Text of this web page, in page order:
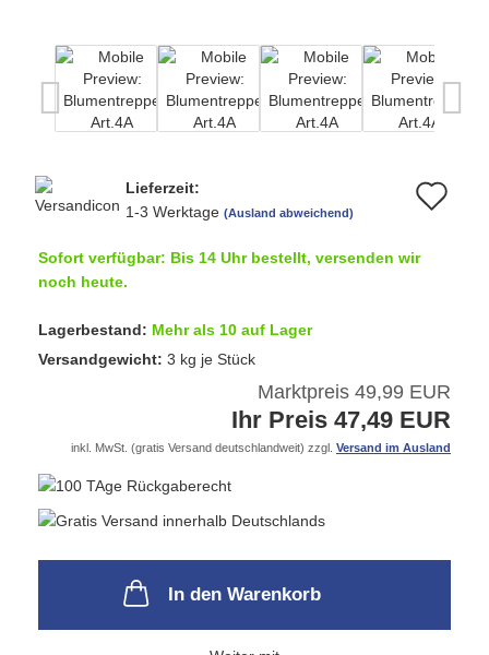
Lieferzeit:
1-3 Werktage (Ausland abweichend)
Sofort verfügbar: Bis 14 Uhr bestellt, versenden wir
noch heute.
Lagerbestand: Mehr als 10 auf Lager
Versandgewicht: 3 kg je Stück
Marktpreis 49,99 EUR
Ihr Preis 47,49 EUR
inkl. MwSt. (gratis Versand deutschlandweit) zzgl. Versand im Ausland
In den Warenkorb